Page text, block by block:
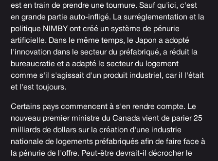
est en train de prendre une tournure. Sauf qu'ici, c'est
en grande partie auto-infligé. La surréglementation et la
politique NIMBY ont créé un système de pénurie
artificielle. Dans le même temps, le Japon a adopté
l'innovation dans le secteur du préfabriqué, a réduit la
bureaucratie et a adapté le secteur du logement
comme s'il s'agissait d'un produit industriel, car il l'était
et l'est toujours.
Certains pays commencent à s'en rendre compte. Le
nouveau premier ministre du Canada vient de parier 25
milliards de dollars sur la création d'une industrie
nationale de logements préfabriqués afin de faire face à
la pénurie de l'offre. Peut-être devrait-il décrocher le